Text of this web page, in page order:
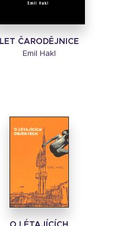
LET ČARODĚJNICE
Emil Hakl